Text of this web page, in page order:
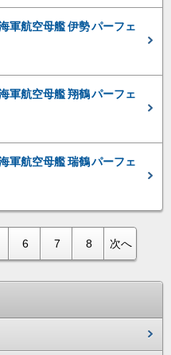
軍航空母艦 伊勢 パーフェ
軍航空母艦 翔鶴 パーフェ
軍航空母艦 瑞鶴 パーフェ
6 7 8 次へ